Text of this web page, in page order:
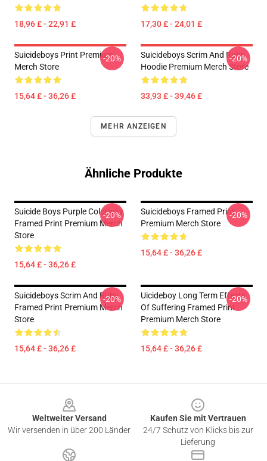
18,96 £ - 22,91 £ 17,30 £ - 24,01 £
Suicideboys Print Premium
Merch Store
15,64 £ - 36,26 £
-20%
Suicideboys Scrim And Ruby
Hoodie Premium Merch Store
33,93 £ - 39,46 £
-20%
MEHR ANZEIGEN
Ähnliche Produkte
Suicide Boys Purple Colorway
Framed Print Premium Merch
Store
15,64 £ - 36,26 £
-20%
Suicideboys Framed Print
Premium Merch Store
15,64 £ - 36,26 £
-20%
Suicideboys Scrim And Ruby
Framed Print Premium Merch
Store
15,64 £ - 36,26 £
-20%
Uicideboy Long Term Effects
Of Suffering Framed Print
Premium Merch Store
15,64 £ - 36,26 £
-20%
Weltweiter Versand
Wir versenden in über 200 Länder
Kaufen Sie mit Vertrauen
24/7 Schutz von Klicks bis zur
Lieferung